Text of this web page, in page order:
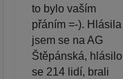
to bylo vaším
přáním =-). Hlásila
jsem se na AG
Štěpánská, hlásilo
se 214 lidí, brali